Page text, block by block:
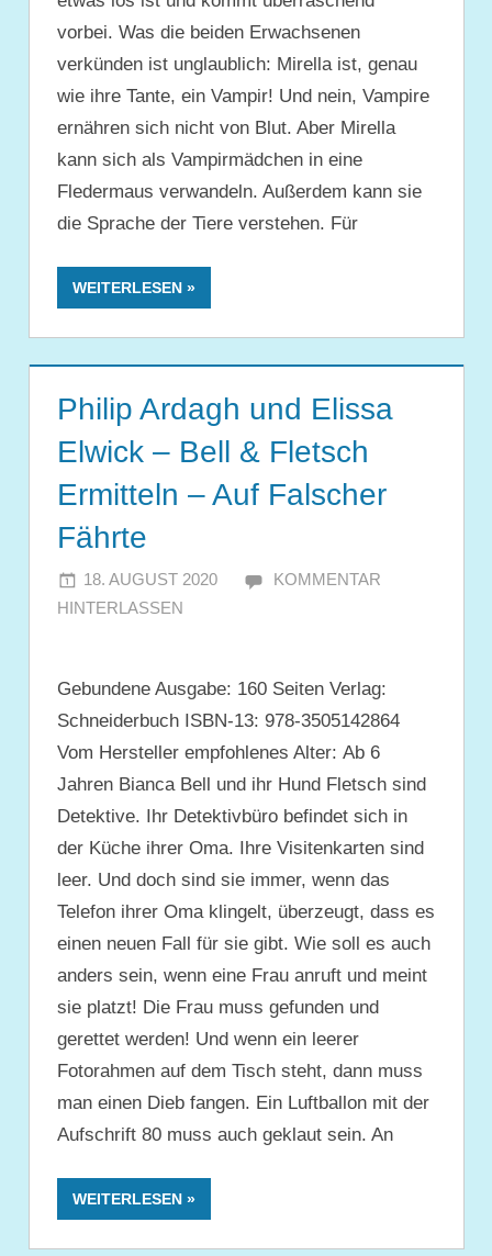
vorbei. Was die beiden Erwachsenen
verkünden ist unglaublich: Mirella ist, genau
wie ihre Tante, ein Vampir! Und nein, Vampire
ernähren sich nicht von Blut. Aber Mirella
kann sich als Vampirmädchen in eine
Fledermaus verwandeln. Außerdem kann sie
die Sprache der Tiere verstehen. Für
WEITERLESEN
Philip Ardagh und Elissa
Elwick – Bell & Fletsch
Ermitteln – Auf Falscher
Fährte
18. AUGUST 2020 JULIA
KOMMENTAR
HINTERLASSEN
Gebundene Ausgabe: 160 Seiten Verlag:
Schneiderbuch ISBN-13: 978-3505142864
Vom Hersteller empfohlenes Alter: Ab 6
Jahren Bianca Bell und ihr Hund Fletsch sind
Detektive. Ihr Detektivbüro befindet sich in
der Küche ihrer Oma. Ihre Visitenkarten sind
leer. Und doch sind sie immer, wenn das
Telefon ihrer Oma klingelt, überzeugt, dass es
einen neuen Fall für sie gibt. Wie soll es auch
anders sein, wenn eine Frau anruft und meint
sie platzt! Die Frau muss gefunden und
gerettet werden! Und wenn ein leerer
Fotorahmen auf dem Tisch steht, dann muss
man einen Dieb fangen. Ein Luftballon mit der
Aufschrift 80 muss auch geklaut sein. An
WEITERLESEN